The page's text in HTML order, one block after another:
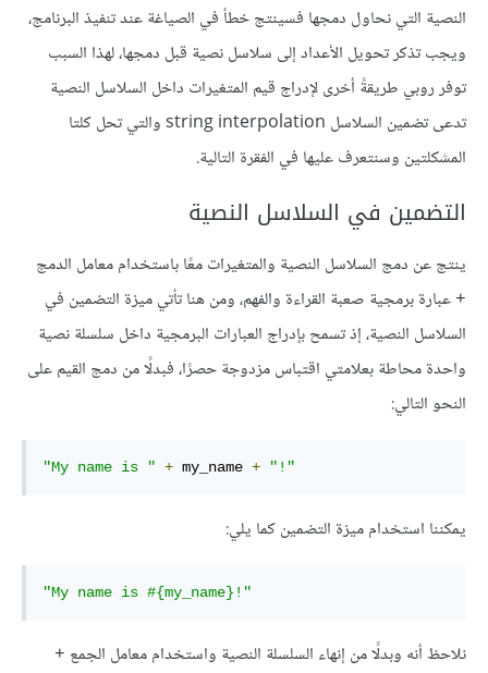
النصية التي نحاول دمجها فسينتج خطأ في الصياغة عند تنفيذ البرنامج،
ويجب تذكر تحويل الأعداد إلى سلاسل نصية قبل دمجها، لهذا السبب
توفر روبي طريقةً أخرى لإدراج قيم المتغيرات داخل السلاسل النصية
تدعى تضمين السلاسل string interpolation والتي تحل كلتا
المشكلتين وسنتعرف عليها في الفقرة التالية.
التضمين في السلاسل النصية
ينتج عن دمج السلاسل النصية والمتغيرات معًا باستخدام معامل الدمج
+ عبارة برمجية صعبة القراءة والفهم، ومن هنا تأتي ميزة التضمين في
السلاسل النصية، إذ تسمح بإدراج العبارات البرمجية داخل سلسلة نصية
واحدة محاطة بعلامتي اقتباس مزدوجة حصرًا، فبدلًا من دمج القيم على
النحو التالي:
"My name is " + my_name + "!"
يمكننا استخدام ميزة التضمين كما يلي:
"My name is #{my_name}!"
نلاحظ أنه وبدلًا من إنهاء السلسلة النصية واستخدام معامل الجمع +